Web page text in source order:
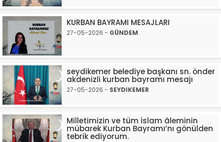
KURBAN BAYRAMI MESAJLARI
27-05-2026 - GÜNDEM
seydikemer belediye başkanı sn. önder
akdenizli kurban bayramı mesajı
27-05-2026 - SEYDİKEMER
Milletimizin ve tüm İslam âleminin
mübarek Kurban Bayramı’nı gönülden
tebrik ediyorum.